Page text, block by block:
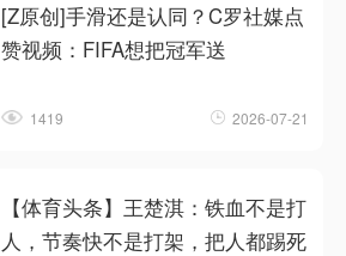
[Z原创]手滑还是认同？C罗社媒点
赞视频：FIFA想把冠军送
1419 2026-07-21
【体育头条】王楚淇：铁血不是打
人，节奏快不是打架，把人都踢死